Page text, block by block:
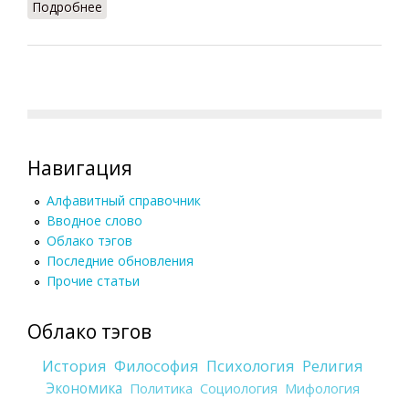
Подробнее
Навигация
Алфавитный справочник
Вводное слово
Облако тэгов
Последние обновления
Прочие статьи
Облако тэгов
История Философия Психология Религия
Экономика Политика Социология Мифология